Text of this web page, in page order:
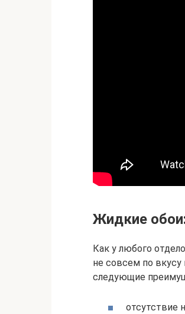
Жидкие
Как у любого
не совсем по
следующие
отсутствие